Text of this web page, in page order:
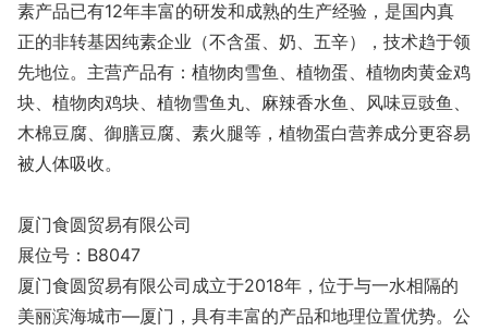
素产品已有12年丰富的研发和成熟的生产经验，是国内真
正的非转基因纯素企业（不含蛋、奶、五辛），技术趋于领
先地位。主营产品有：植物肉雪鱼、植物蛋、植物肉黄金鸡
块、植物肉鸡块、植物雪鱼丸、麻辣香水鱼、风味豆豉鱼、
木棉豆腐、御膳豆腐、素火腿等，植物蛋白营养成分更容易
被人体吸收。
厦门食圆贸易有限公司
展位号：B8047
厦门食圆贸易有限公司成立于2018年，位于与一水相隔的
美丽滨海城市—厦门，具有丰富的产品和地理位置优势。公